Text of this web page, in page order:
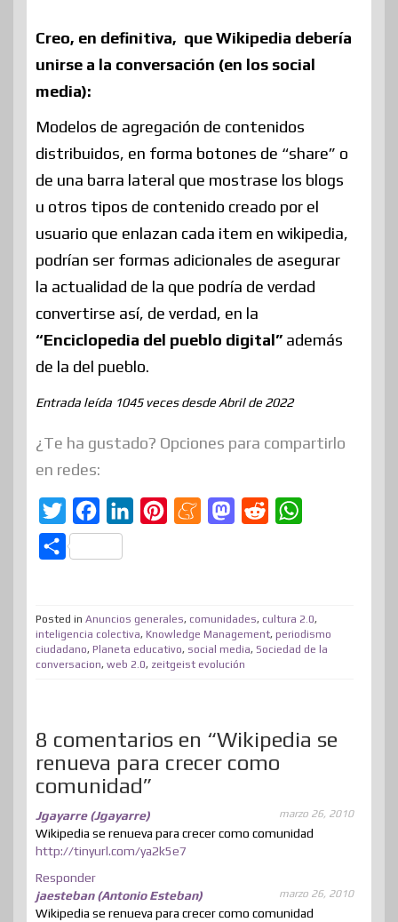
Creo, en definitiva, que Wikipedia debería
unirse a la conversación (en los social
media):
Modelos de agregación de contenidos
distribuidos, en forma botones de “share” o
de una barra lateral que mostrase los blogs
u otros tipos de contenido creado por el
usuario que enlazan cada item en wikipedia,
podrían ser formas adicionales de asegurar
la actualidad de la que podría de verdad
convertirse así, de verdad, en la
“Enciclopedia del pueblo digital” además
de la del pueblo.
Entrada leída 1045 veces desde Abril de 2022
¿Te ha gustado? Opciones para compartirlo
en redes:
w
t
e
r
a
c
b
o
o
e
d
I
e
r
e
M
a
m
e
M
o
d
o
i
t
s
A
C
p
a
r
Posted in Anuncios generales, comunidades, cultura 2.0,
inteligencia colectiva, Knowledge Management, periodismo
ciudadano, Planeta educativo, social media, Sociedad de la
conversacion, web 2.0, zeitgeist evolución
8 comentarios en “Wikipedia se
renueva para crecer como
comunidad”
Jgayarre (Jgayarre) marzo 26, 2010
Wikipedia se renueva para crecer como comunidad
http://tinyurl.com/ya2k5e7
Responder
jaesteban (Antonio Esteban)
marzo 26, 2010
Wikipedia se renueva para crecer como comunidad